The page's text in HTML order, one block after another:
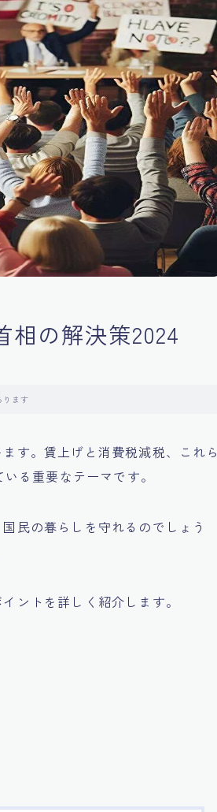
相の解決策2024
ります
す。賃上げと消費税減税、これら
る重要なテーマです。
民の暮らしを守れるのでしょう
トを詳しく紹介します。